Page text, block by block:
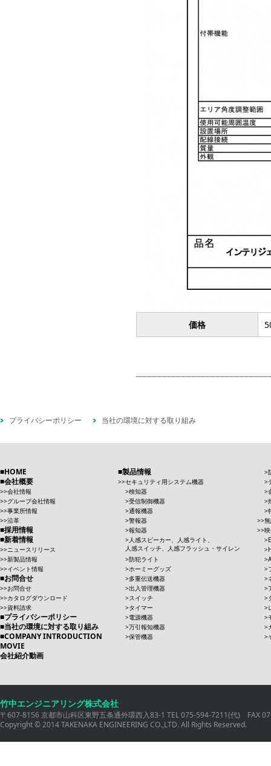
価格
プライバシーポリシー 当社の環境に対する取り組み
HOME
会社概要
会社情報
グループ会社情報
事業所情報
沿革
採用情報
新着情報
ニュースリリース
新製品情報
イベント情報
お問合せ
お問合せ
カタログダウンロード
資料請求
プライバシーポリシー
当社の環境に対する取り組み
COMPANY INTRODUCTION
MOVIE
会社紹介動画
製品情報
セキュリティ用システム機器
検知器
受信制御機器
通報機器
警報器
報知器
人感スピーカー、人感ライト、
人感スイッチ、人感フラッシュ・サイレン
防犯ライト
ホーミーグッズ
多重伝送機器
出入管理機器
スイッチ
タイマー
電源機器
万引報知機器
保管機器
竹中エンジニアリング株式会社
〒607-8156 京都市山科区東野五条通外環西入83-1 TEL 075-594-7211(代) FAX
Copyright © 2014 TAKENAKA ENGINEERING CO.,LTD. All Rights Reserved.